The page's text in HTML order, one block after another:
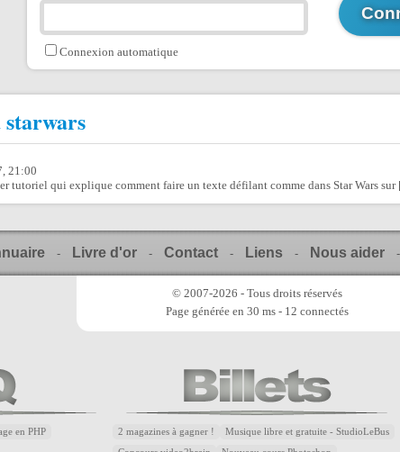
Connexion automatique
21:00
tutoriel qui explique comment faire un texte défilant comme dans Star Wars sur
- Livre d'or - Contact - Liens - Nous aider -
© 2007-2026 - Tous droits réservés
Page générée en 30 ms - 12 connectés
en PHP 2 magazines à gagner ! Musique libre et gratuite - StudioLeBus